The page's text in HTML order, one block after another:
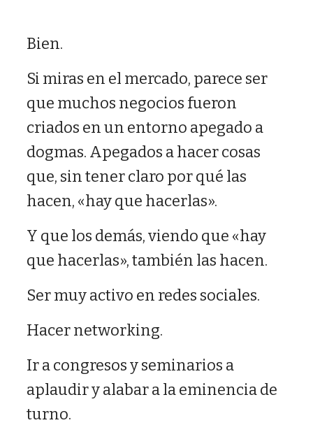
Bien.
Si miras en el mercado, parece ser
que muchos negocios fueron
criados en un entorno apegado a
dogmas. Apegados a hacer cosas
que, sin tener claro por qué las
hacen, «hay que hacerlas».
Y que los demás, viendo que «hay
que hacerlas», también las hacen.
Ser muy activo en redes sociales.
Hacer networking.
Ir a congresos y seminarios a
aplaudir y alabar a la eminencia de
turno.